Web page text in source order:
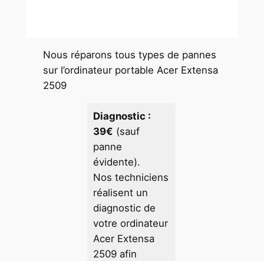
Nous réparons tous types de pannes
sur l’ordinateur portable Acer Extensa
2509
Diagnostic :
39€ (sauf
panne
évidente).
Nos techniciens
réalisent un
diagnostic de
votre ordinateur
Acer Extensa
2509 afin